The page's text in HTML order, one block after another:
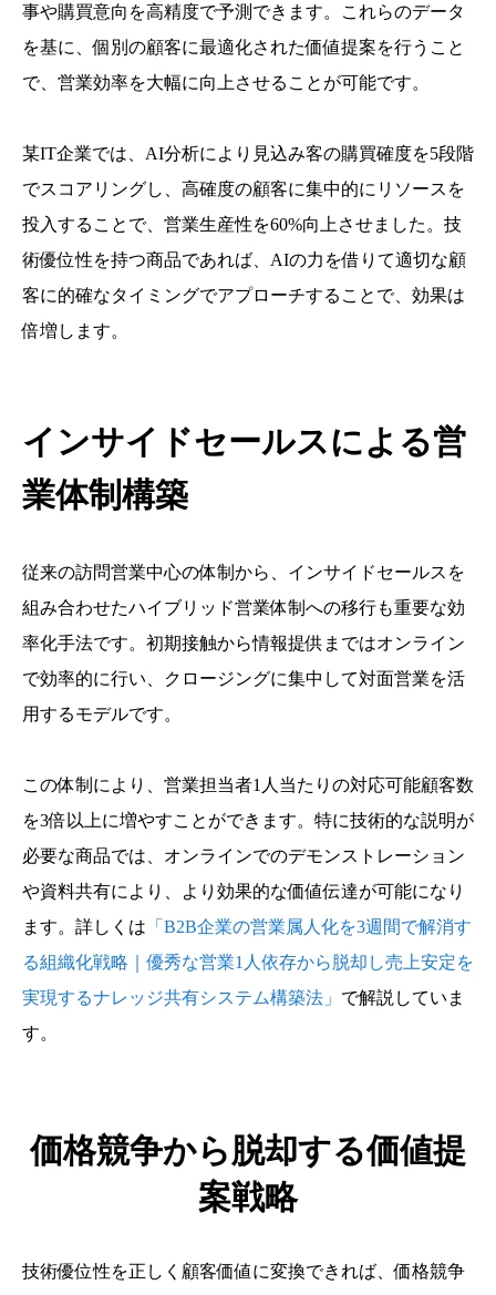
事や購買意向を高精度で予測できます。これらのデータ
を基に、個別の顧客に最適化された価値提案を行うこと
で、営業効率を大幅に向上させることが可能です。
某IT企業では、AI分析により見込み客の購買確度を5段階
でスコアリングし、高確度の顧客に集中的にリソースを
投入することで、営業生産性を60%向上させました。技
術優位性を持つ商品であれば、AIの力を借りて適切な顧
客に的確なタイミングでアプローチすることで、効果は
倍増します。
インサイドセールスによる営
業体制構築
従来の訪問営業中心の体制から、インサイドセールスを
組み合わせたハイブリッド営業体制への移行も重要な効
率化手法です。初期接触から情報提供まではオンライン
で効率的に行い、クロージングに集中して対面営業を活
用するモデルです。
この体制により、営業担当者1人当たりの対応可能顧客数
を3倍以上に増やすことができます。特に技術的な説明が
必要な商品では、オンラインでのデモンストレーション
や資料共有により、より効果的な価値伝達が可能になり
ます。詳しくは 「B2B企業の営業属人化を3週間で解消す
る組織化戦略｜優秀な営業1人依存から脱却し売上安定を
実現するナレッジ共有システム構築法」 で解説していま
す。
価格競争から脱却する価値提
案戦略
技術優位性を正しく顧客価値に変換できれば、価格競争